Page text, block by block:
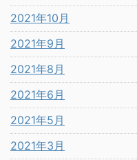
2021年10月
2021年9月
2021年8月
2021年6月
2021年5月
2021年3月